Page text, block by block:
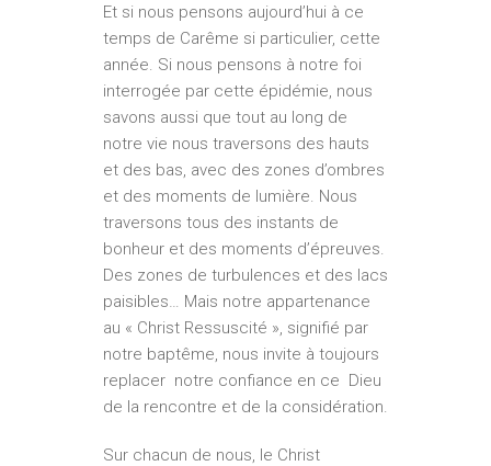
Et si nous pensons aujourd’hui à ce
temps de Carême si particulier, cette
année. Si nous pensons à notre foi
interrogée par cette épidémie, nous
savons aussi que tout au long de
notre vie nous traversons des hauts
et des bas, avec des zones d’ombres
et des moments de lumière. Nous
traversons tous des instants de
bonheur et des moments d’épreuves.
Des zones de turbulences et des lacs
paisibles… Mais notre appartenance
au « Christ Ressuscité », signifié par
notre baptême, nous invite à toujours
replacer notre confiance en ce Dieu
de la rencontre et de la considération.
Sur chacun de nous, le Christ